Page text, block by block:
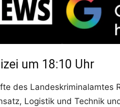
um 18:10 Uhr
des Landeskriminalamtes
Logistik und Technik